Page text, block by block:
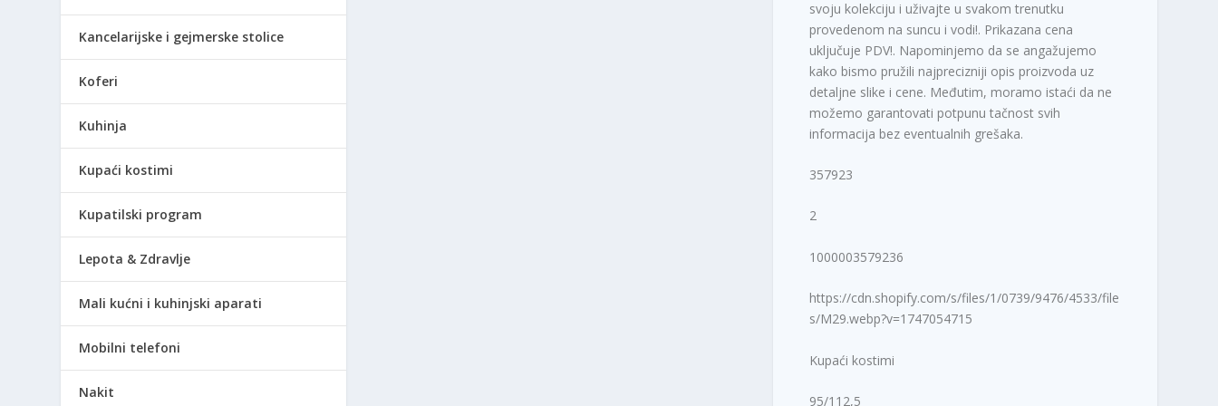
svoju kolekciju i uživajte u svakom trenutku
provedenom na suncu i vodi!. Prikazana cena
uključuje PDV!. Napominjemo da se angažujemo
kako bismo pružili najprecizniji opis proizvoda uz
detaljne slike i cene. Međutim, moramo istaći da ne
možemo garantovati potpunu tačnost svih
informacija bez eventualnih grešaka.
357923
2
1000003579236
https://cdn.shopify.com/s/files/1/0739/9476/4533/file
s/M29.webp?v=1747054715
Kupaći kostimi
95/112,5
Kancelarijske i gejmerske stolice
Koferi
Kuhinja
Kupaći kostimi
Kupatilski program
Lepota & Zdravlje
Mali kućni i kuhinjski aparati
Mobilni telefoni
Nakit